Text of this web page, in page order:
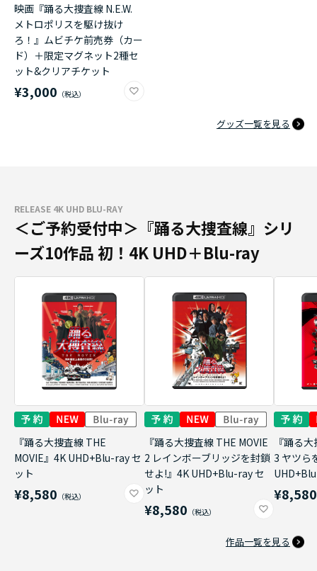
映画『踊る大捜査線 N.E.W.
メトロポリスを駆け抜け
ろ！』ムビチケ前売券（カー
ド）＋限定マグネット2種セ
ット&クリアチケット
¥3,000
グッズ一覧を見る
RELEASE 4K UHD BLU-RAY
＜ご予約受付中＞『踊る大捜査線』シリ
ーズ10作品 初！4K UHD＋Blu-ray
『踊る大捜査線 THE
MOVIE』4K UHD+Blu-ray セ
ット
¥8,580
『踊る大捜査線 THE MOVIE
2 レインボーブリッジを封鎖
せよ!』4K UHD+Blu-ray セ
ット
¥8,580
『踊る
3 ヤツら
¥8,580
作品一覧を見る